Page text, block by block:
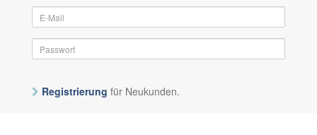
Registrierung für Neukunden.